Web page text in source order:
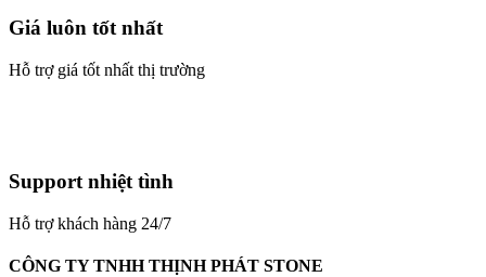
Giá luôn tốt nhất
Hỗ trợ giá tốt nhất thị trường
Support nhiệt tình
Hỗ trợ khách hàng 24/7
CÔNG TY TNHH THỊNH PHÁT STONE